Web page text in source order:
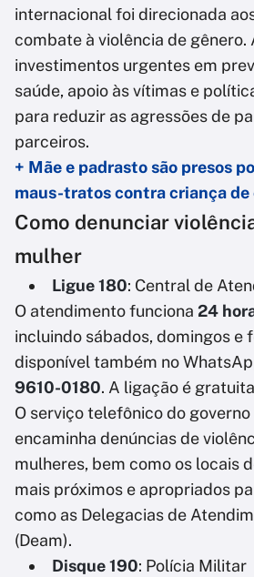
internacional foi direcionada
combate à violência de gênero.
investimentos urgentes em
saúde, apoio às vítimas e
para reduzir as agressões de
parceiros.
+ Mãe e padrasto são presos
maus-tratos contra criança de
Como denunciar
mulher
Ligue 180: Central de
O atendimento funciona 24
incluindo sábados, domingos e
disponível também no
9610-0180. A ligação é
O serviço telefônico do
encaminha denúncias de
mulheres, bem como os locais
mais próximos e apropriados
como as Delegacias de
(Deam).
Disque 190: Polícia Militar